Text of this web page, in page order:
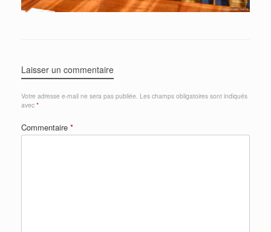
Laisser un commentaire
Votre adresse e-mail ne sera pas publiée. Les champs obligatoires sont indiqués
avec *
Commentaire *